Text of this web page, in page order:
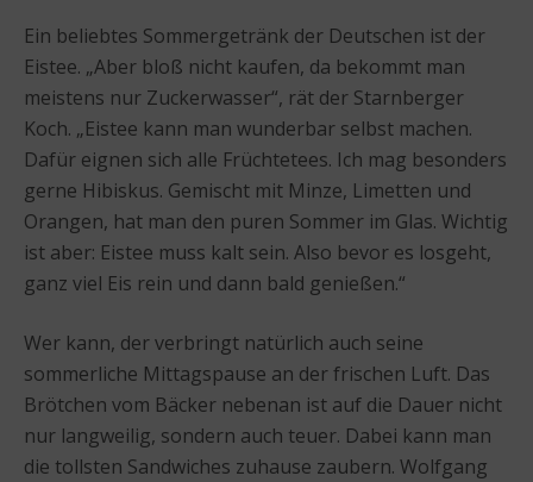
Ein beliebtes Sommergetränk der Deutschen ist der
Eistee. „Aber bloß nicht kaufen, da bekommt man
meistens nur Zuckerwasser“, rät der Starnberger
Koch. „Eistee kann man wunderbar selbst machen.
Dafür eignen sich alle Früchtetees. Ich mag besonders
gerne Hibiskus. Gemischt mit Minze, Limetten und
Orangen, hat man den puren Sommer im Glas. Wichtig
ist aber: Eistee muss kalt sein. Also bevor es losgeht,
ganz viel Eis rein und dann bald genießen.“
Wer kann, der verbringt natürlich auch seine
sommerliche Mittagspause an der frischen Luft. Das
Brötchen vom Bäcker nebenan ist auf die Dauer nicht
nur langweilig, sondern auch teuer. Dabei kann man
die tollsten Sandwiches zuhause zaubern. Wolfgang